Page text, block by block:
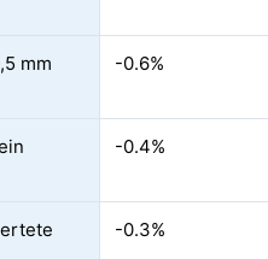
mm
-0.6%
-0.4%
-0.3%